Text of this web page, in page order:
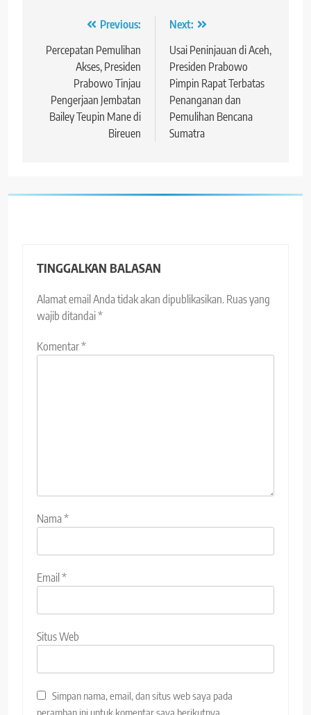
Navigasi
pos
Previous:
Percepatan Pemulihan
Akses, Presiden
Prabowo Tinjau
Pengerjaan Jembatan
Bailey Teupin Mane di
Bireuen
Next:
Usai Peninjauan di Aceh,
Presiden Prabowo
Pimpin Rapat Terbatas
Penanganan dan
Pemulihan Bencana
Sumatra
TINGGALKAN BALASAN
Alamat email Anda tidak akan dipublikasikan. Ruas yang
wajib ditandai*
Komentar*
Nama*
Email *
Situs Web
Simpan nama, email, dan situs web saya pada
peramban ini untuk komentar saya berikutnya.